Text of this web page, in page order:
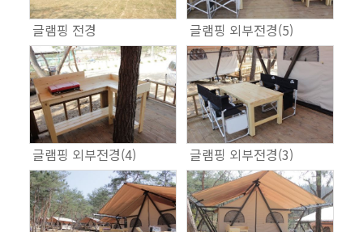
글램핑 전경 글램핑 외부전경(5)
글램핑 외부전경(4) 글램핑 외부전경(3)